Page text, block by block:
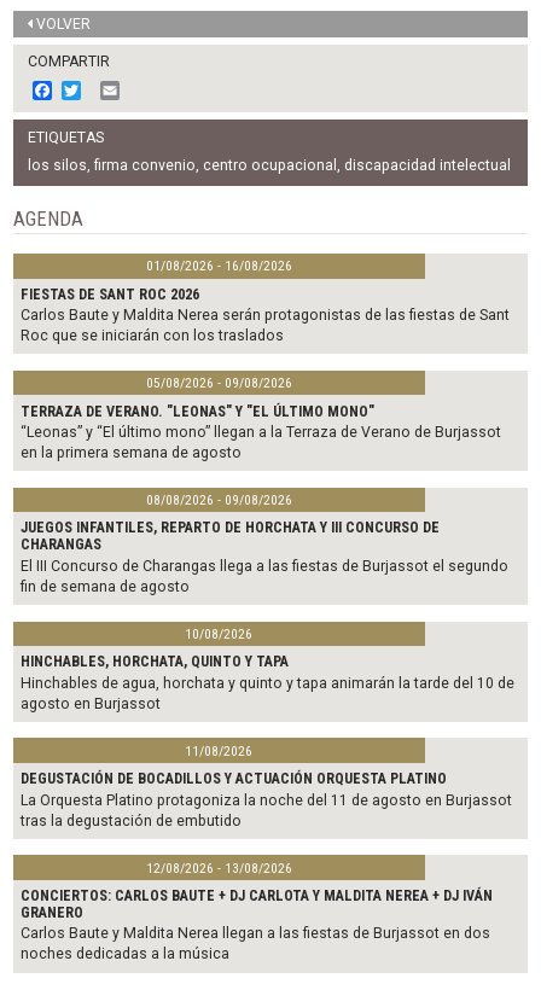
VOLVER
COMPARTIR
F
a
c
e
b
o
o
k
w
i
t
t
e
m
l
ETIQUETAS
los silos,firma convenio, centro ocupacional , discapacidad intelectual
AGENDA
01/08/2026 - 16/08/2026
FIESTAS DE SANT ROC 2026
Carlos Baute y Maldita Nerea serán protagonistas de las fiestas de Sant
Roc que se iniciarán con los traslados
05/08/2026 - 09/08/2026
TERRAZA DE VERANO. "LEONAS" Y "EL ÚLTIMO MONO"
“Leonas” y “El último mono” llegan a la Terraza de Verano de Burjassot
en la primera semana de agosto
08/08/2026 - 09/08/2026
JUEGOS INFANTILES, REPARTO DE HORCHATA Y III CONCURSO DE
CHARANGAS
El III Concurso de Charangas llega a las fiestas de Burjassot el segundo
fin de semana de agosto
10/08/2026
HINCHABLES, HORCHATA, QUINTO Y TAPA
Hinchables de agua, horchata y quinto y tapa animarán la tarde del 10 de
agosto en Burjassot
11/08/2026
DEGUSTACIÓN DE BOCADILLOS Y ACTUACIÓN ORQUESTA PLATINO
La Orquesta Platino protagoniza la noche del 11 de agosto en Burjassot
tras la degustación de embutido
12/08/2026 - 13/08/2026
CONCIERTOS: CARLOS BAUTE + DJ CARLOTA Y MALDITA NEREA + DJ IVÁN
GRANERO
Carlos Baute y Maldita Nerea llegan a las fiestas de Burjassot en dos
noches dedicadas a la música